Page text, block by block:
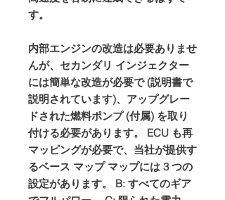
す。
内部エンジンの改造は必要ありませ
んが、セカンダリ インジェクター
には簡単な改造が必要で (説明書で
説明されています)、アップグレー
ドされた燃料ポンプ (付属) を取り
付ける必要があります。 ECU も再
マッピングが必要で、当社が提供す
るベース マップ マップには 3 つの
設定があります。 B: すべてのギア